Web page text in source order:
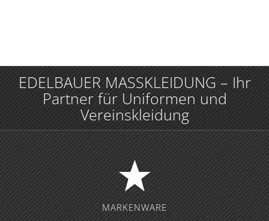
EDELBAUER MASSKLEIDUNG – Ihr
Partner für Uniformen und
Vereinskleidung
MARKENWARE